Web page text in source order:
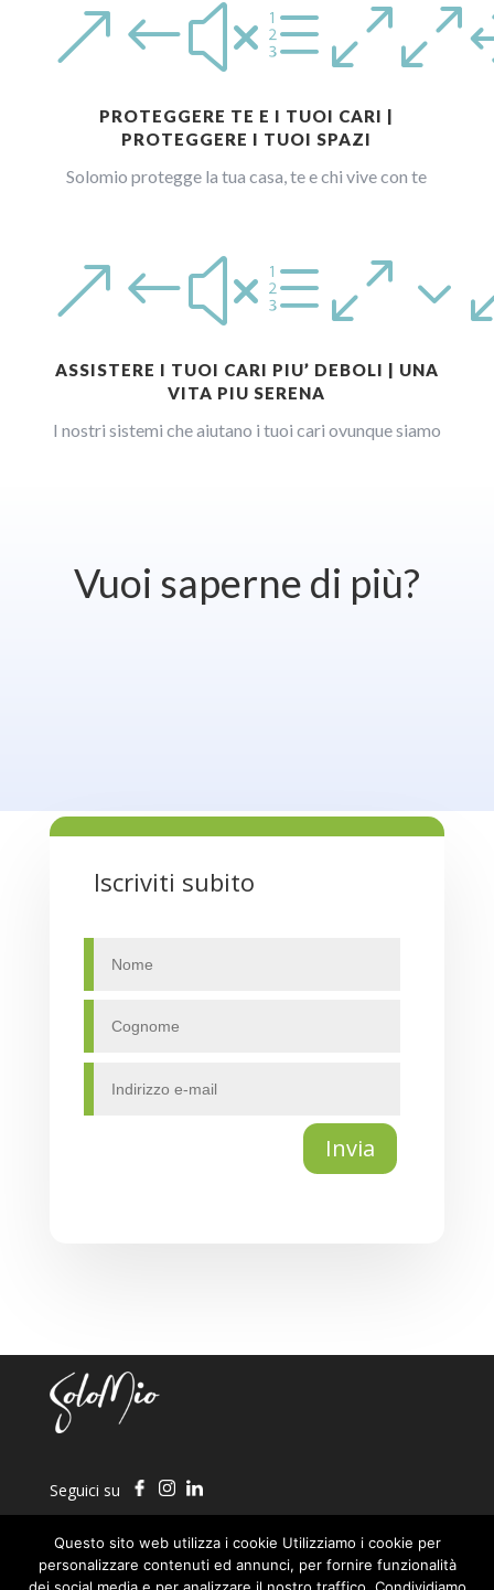
PROTEGGERE TE E I TUOI CARI |
PROTEGGERE I TUOI SPAZI
Solomio protegge la tua casa, te e chi vive con te
ASSISTERE I TUOI CARI PIU’ DEBOLI | UNA
VITA PIU SERENA
I nostri sistemi che aiutano i tuoi cari ovunque siamo
Vuoi saperne di più?
Iscriviti subito
Invia
Seguici su
CHIAMACI ORA
Questo sito web utilizza i cookie Utilizziamo i cookie per
personalizzare contenuti ed annunci, per fornire funzionalità